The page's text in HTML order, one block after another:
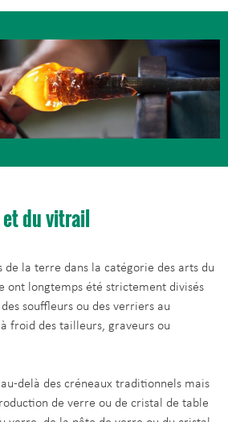
du vitrail
de la terre dans la catégorie des arts du
ont longtemps été strictement divisés
souffleurs ou des verriers au
froid des tailleurs, graveurs ou
delà des créneaux traditionnels mais
de verre ou de cristal de table